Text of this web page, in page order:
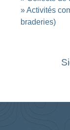
Activités
braderies)